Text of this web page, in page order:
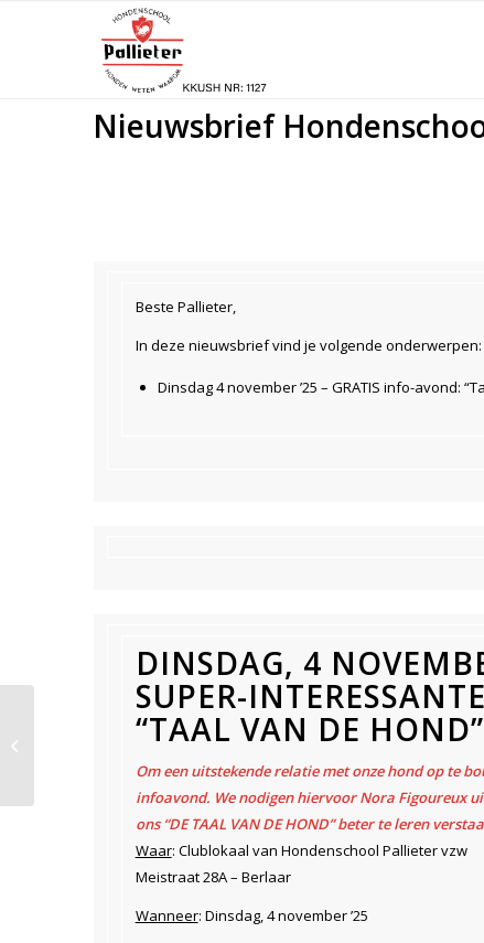
Nieuwsbrief
Beste Pallieter,
In deze nieuwsbrief vind je volgende onderwerpen:
Dinsdag 4 november ’25 – GRATIS info-avond:
DINSDAG, 4
SUPER-
“TAAL VAN DE HOND”
Om een uitstekende relatie met onze hond op te
infoavond. We nodigen hiervoor Nora Figoureux
ons “DE TAAL VAN DE HOND” beter te leren
Waar: Clublokaal van Hondenschool Pallieter vzw
Meistraat 28A – Berlaar
Wanneer: Dinsdag, 4 november ’25
Nieuwsbrief
Hondenschool
Pallieter
oktober ’25